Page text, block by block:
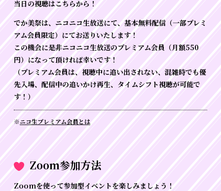
当日の視聴はこちらから！
でか美祭は、ニコニコ生放送にて、基本無料配信（一部プレミ
アム会員限定）にてお送りいたします！
この機会に是非ニコニコ生放送のプレミアム会員（月額550
円）になって頂ければ幸いです！
（プレミアム会員は、視聴中に追い出されない、混雑時でも優
先入場、配信中の追いかけ再生、タイムシフト視聴が可能で
す！）
※ニコ生プレミアム会員とは
Zoom参加方法
Zoomを使って参加型イベントを楽しみましょう！